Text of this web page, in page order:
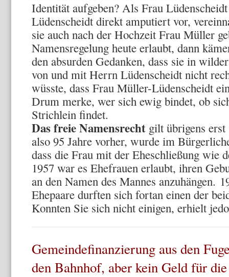
Identität aufgeben? Als Frau
Lüdenscheidt direkt amputiert vor,
sie auch nach der Hochzeit Frau Müller
Namensregelung heute erlaubt, dann
den absurden Gedanken, dass sie in
von und mit Herrn Lüdenscheidt nicht
wüsste, dass Frau Müller-Lüdenscheidt
Drum merke, wer sich ewig bindet, ob
Strichlein findet.
Das freie Namensrecht gilt übrigens
also 95 Jahre vorher, wurde im
dass die Frau mit der Eheschließung wie
1957 war es Ehefrauen erlaubt, ihren
an den Namen des Mannes anzuhängen.
Ehepaare durften sich fortan einen der
Konnten Sie sich nicht einigen, erhielt
Gemeindefinanzierung aus den
denBahnhof, aber kein Geld für